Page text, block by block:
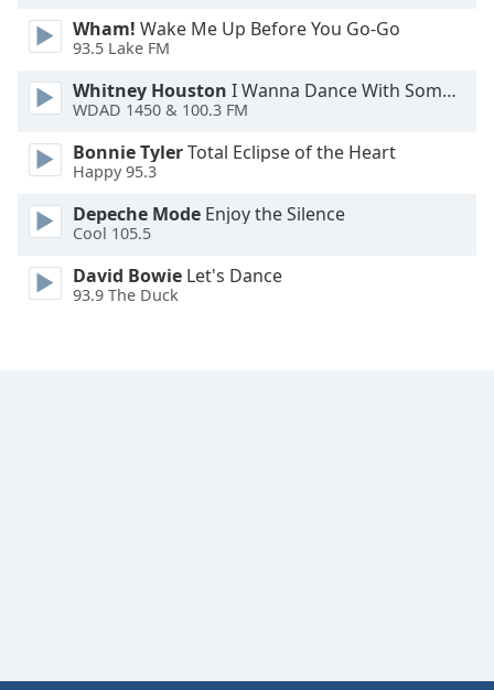
Text
Edge
Family
Reset
Close
Modal
Dialog
Wham! Wake Me Up Before You Go-Go
93.5 Lake FM
Whitney Houston I Wanna Dance With Somebody
WDAD 1450 & 100.3 FM
Bonnie TylerTotal Eclipse of the Heart
Happy 95.3
Depeche Mode Enjoy the Silence
Cool 105.5
David Bowie Let's Dance
93.9 The Duck